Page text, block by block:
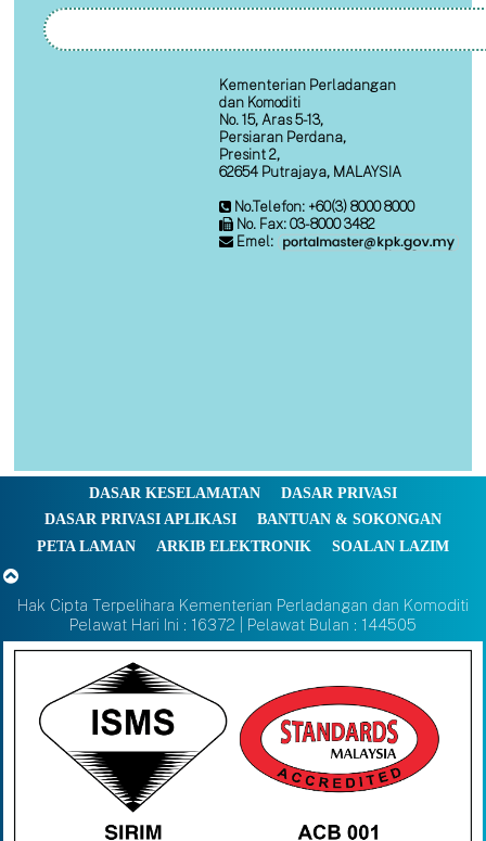
Kementerian Perladangan
dan Komoditi
No. 15, Aras 5-13,
Persiaran Perdana,
Presint 2,
62654 Putrajaya, MALAYSIA
No.Telefon: +60(3) 8000 8000
No. Fax: 03-8000 3482
Emel:
DASAR KESELAMATAN
DASAR PRIVASI
DASAR PRIVASI APLIKASI
BANTUAN & SOKONGAN
PETA LAMAN
ARKIB ELEKTRONIK SOALAN LAZIM
Hak Cipta Terpelihara Kementerian Perladangan dan Komoditi
Pelawat Hari Ini : 16372 | Pelawat Bulan : 144505